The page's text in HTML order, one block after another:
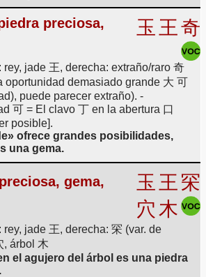
preciosa,
玉 王奇
rey, jade 王, derecha: extraño/raro 奇
oportunidad demasiado grande 大 可
puede parecer extraño). -
可 = El clavo 丁 en la abertura 口
posible].
ofrece grandes posibilidades,
una gema.
gema,
玉 王 罙
穴木
rey, jade 王, derecha: 罙 (var. de
, árbol 木
el agujero del árbol es una piedra